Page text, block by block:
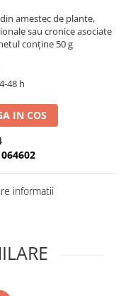
amestec de plante,
sau cronice asociate
conține 50 g
48 h
IN COS
informatii